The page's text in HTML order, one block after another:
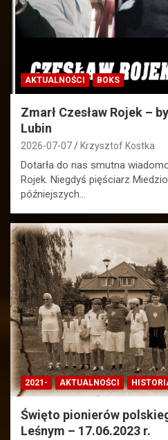
AKTUALNOŚCI BOKS
Zmarł Czesław Rojek –
Lubin
2026-07-07 Krzysztof Kostka
Dotarła do nas smutna
Rojek. Niegdyś pięściarz
późniejszych…
2021- AKTUALNOŚCI
Święto pionierów
Leśnym – 17.06.2023 r.